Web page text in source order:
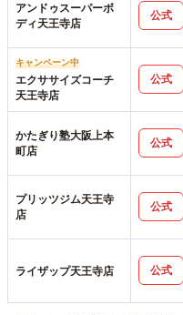
アンドゥスーパーボ
ディ天王寺店
公式
キャンペーン中
エクササイズコーチ
天王寺店
公式
かたぎり塾大阪上本
町店
公式
プリッツジム天王寺
店
公式
ライザップ天王寺店 公式